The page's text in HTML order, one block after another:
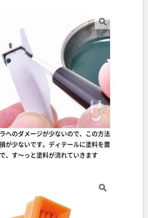
へのダメージが少ないので、この方法
が少ないです。ディテールに塗料を置
、す～っと塗料が流れていきます